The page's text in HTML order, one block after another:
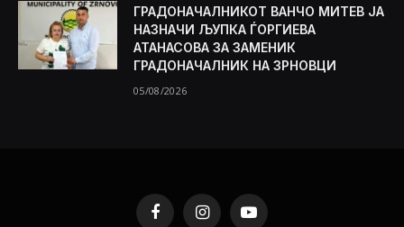
ГРАДОНАЧАЛНИКОТ ВАНЧО МИТЕВ ЈА
НАЗНАЧИ ЉУПКА ЃОРГИЕВА
АТАНАСОВА ЗА ЗАМЕНИК
ГРАДОНАЧАЛНИК НА ЗРНОВЦИ
05/08/2026
FacebookInstagramYouTube